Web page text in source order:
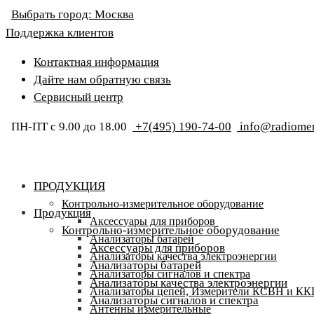
Выбрать город: Москва
Поддержка клиентов
Контактная информация
Дайте нам обратную связь
Сервисный центр
ПН-ПТ с 9.00 до 18.00 +7(495) 190-74-00
ПРОДУКЦИЯ
Контрольно-измерительное оборудование
Аксессуары для приборов
Анализаторы батарей
Анализаторы качества электроэнергии
Анализаторы сигналов и спектра
Анализаторы цепей, Измерители КСВН и
Антенны измерительные
Продукция
Контрольно-измерительное оборудование
Аксессуары для приборов
Анализаторы батарей
Анализаторы качества электроэнергии
Анализаторы сигналов и спектра